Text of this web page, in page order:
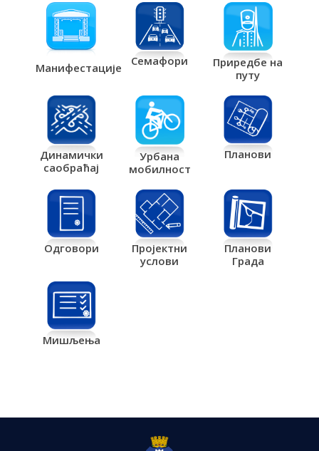
Манифестације Семафори
Приредбе на
путу
Динамички
саобраћај
Урбана
мобилност
Планови
Одговори
Пројектни
услови
Планови
Града
Мишљења